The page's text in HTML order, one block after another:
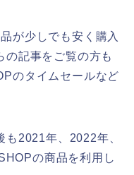
が少しでも安く購入
の記事をご覧の方も
のタイムセールなど
も2021年、2022年、
の商品を利用し